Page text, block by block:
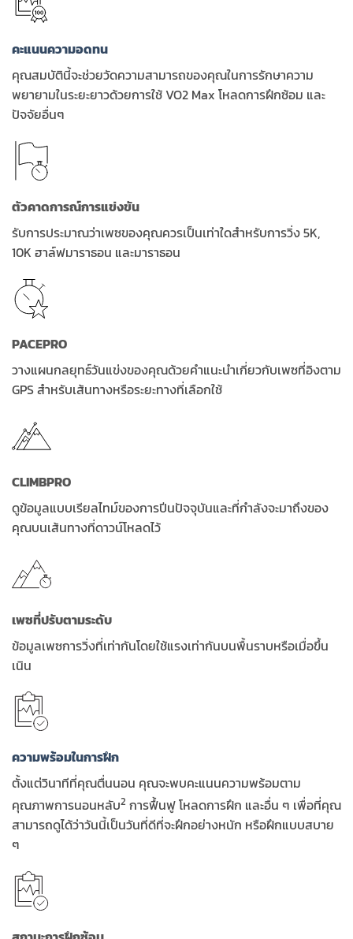
คะแนนความอดทน
คุณสมบัตินี้จะช่วยวัดความสามารถของคุณในการรักษาความ
พยายามในระยะยาวด้วยการใช้ VO2 Max โหลดการฝึกซ้อม และ
ปัจจัยอื่นๆ
ตัวคาดการณ์การแข่งขัน
รับการประมาณว่าเพซของคุณควรเป็นเท่าใดสำหรับการวิ่ง 5K,
10K ฮาล์ฟมาราธอน และมาราธอน
PACEPRO
วางแผนกลยุทธ์วันแข่งของคุณด้วยคำแนะนำเกี่ยวกับเพซที่อิงตาม
GPS สำหรับเส้นทางหรือระยะทางที่เลือกใช้
CLIMBPRO
ดูข้อมูลแบบเรียลไทม์ของการปีนปัจจุบันและที่กำลังจะมาถึงของ
คุณบนเส้นทางที่ดาวน์โหลดไว้
เพซที่ปรับตามระดับ
ข้อมูลเพซการวิ่งที่เท่ากันโดยใช้แรงเท่ากันบนพื้นราบหรือเมื่อขึ้น
เนิน
ความพร้อมในการฝึก
ตั้งแต่วินาทีที่คุณตื่นนอน คุณจะพบคะแนนความพร้อมตาม
คุณภาพการนอนหลับ2 การฟื้นฟู โหลดการฝึก และอื่น ๆ เพื่อที่คุณ
สามารถดูได้ว่าวันนี้เป็นวันที่ดีที่จะฝึกอย่างหนัก หรือฝึกแบบสบาย
ๆ